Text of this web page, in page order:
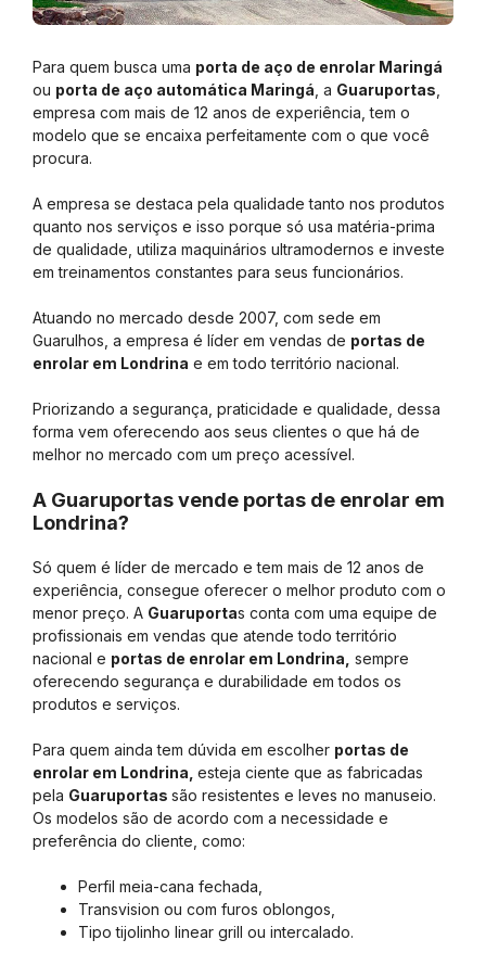
Para quem busca uma porta de aço de enrolar Maringá
ou porta de aço automática Maringá , a Guaruportas
empresa com mais de 12 anos de experiência, tem o
modelo que se encaixa perfeitamente com o que você
procura.
A empresa se destaca pela qualidade tanto nos produtos
quanto nos serviços e isso porque só usa matéria-prima
de qualidade, utiliza maquinários ultramodernos e investe
em treinamentos constantes para seus funcionários.
Atuando no mercado desde 2007, com sede em
Guarulhos, a empresa é líder em vendas de portas de
enrolar em Londrina e em todo território nacional.
Priorizando a segurança, praticidade e qualidade, dessa
forma vem oferecendo aos seus clientes o que há de
melhor no mercado com um preço acessível.
A Guaruportas vende portas de enrolar em
Londrina?
Só quem é líder de mercado e tem mais de 12 anos de
experiência, consegue oferecer o melhor produto com o
menor preço. A Guaruportas conta com uma equipe de
profissionais em vendas que atende todo território
nacional e portas de enrolar em Londrina, sempre
oferecendo segurança e durabilidade em todos os
produtos e serviços.
Para quem ainda tem dúvida em escolher portas de
enrolar em Londrina, esteja ciente que as fabricadas
pela Guaruportas são resistentes e leves no manuseio.
Os modelos são de acordo com a necessidade e
preferência do cliente, como:
Perfil meia-cana fechada,
Transvision ou com furos oblongos,
Tipo tijolinho linear grill ou intercalado.